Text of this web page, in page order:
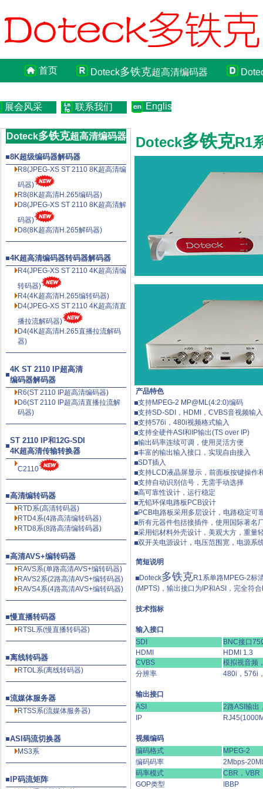
首页 Doteck多铁克超高清编码器
展会风采 联系我们 English
Doteck多铁克超高清编码器
8K超级编码器解码器
R8(JPEG-XS ST 2110 8K超高清编
码器)
R8(8K超高清H.265编码器)
D8(JPEG-XS ST 2110 8K超高清解
码器)
D8(8K超高清H.265解码器)
4K超高清编码器转码器解码器
R4(JPEG-XS ST 2110 4K超高清编
转码器)
R4(4K超高清H.265编转码器)
D4(JPEG-XS ST 2110 4K超高清直
播拉流解码器)
D4(4K超高清H.265直播拉流解码
器)
4K ST 2110 IP超高清
编码器解码器
R6(ST 2110 IP超高清编码器)
D6(ST 2110 IP超高清直播拉流解
码器)
ST 2110 IP和12G-SDI
4K超高清传输转换器
C2110
高清编转码器
RTD系(高清转码器)
RTD4系(4路高清编转码器)
RTD8系(8路高清编转码器)
高清AVS+编转码器
RAVS系(单路高清AVS+编转码器)
RAVS2系(2路高清AVS+编转码器)
RAVS4系(4路高清AVS+编转码器)
慢直播转码器
RTSL系(慢直播转码器)
离线转码器
RTOL系(离线转码器)
流媒体服务器
RTSS系(流媒体服务器)
ASI码流切换器
MS3系
IP码流矩阵
Doteck多铁克R1
产品特色
支持MPEG-2 MP@ML(4:2:0)编码
支持SD-SDI，HDMI，CVBS音视频输入
支持576i，480i视频格式输入
支持全硬件ASI和IP输出(TS over IP)
输出码率连续可调，使用灵活方便
丰富的输出输入接口，实现自由接入
SDT插入
支持LCD液晶屏显示，前面板按键操作
支持自动识别信号，无需手动选择
高可靠性设计，运行稳定
无铅环保电路板PCB设计
PCB电路板采用多层设计，电路稳定可
所有元器件包括接插件，使用国际著名
采用铝材料外壳设计，美观大方，重量
双开关电源设计，电压范围宽，电源系
简短说明
Doteck多铁克R1系单路MPEG-2标
(MPTS)，输出接口为IP和ASI，完全符
技术指标
输入接口
SDI
BNC接口
HDMI
HDMI 1.3
CVBS
模拟视音频
分辨率
480i，576i
输出接口
ASI
2路ASI输出
IP
视频编码
编码格式
MPEG-2
编码码率
2Mbps-
码率模式
CBR，VBR
GOP类型
IBBP